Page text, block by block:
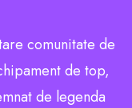
comunitate de
de top,
de legenda